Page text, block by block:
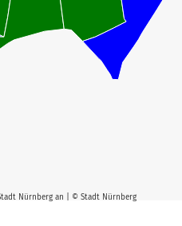
Nürnberg an | © Stadt Nürnberg